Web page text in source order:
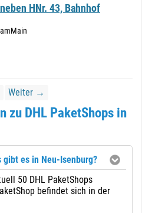
HNr. 43, Bahnhof
Weiter →
zu DHL PaketShops in
gibt es in Neu-Isenburg?
50 DHL PaketShops
befindet sich in der